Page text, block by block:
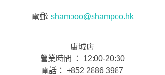
電郵: shampoo@shampoo.hk
康城店
營業時間 ： 12:00-20:30
電話： +852 2886 3987